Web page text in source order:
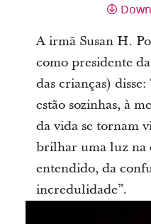
A irmã Susan H.
como presidente da
das crianças)
estão sozinhas, à
da vida se tornam
brilhar uma luz na
entendido, da
incredulidade”.